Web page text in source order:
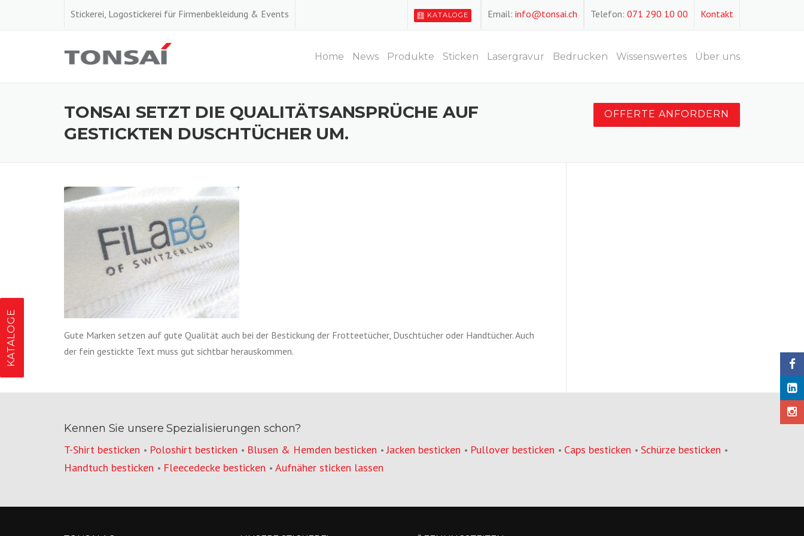
Stickerei, Logostickerei für Firmenbekleidung & Events Kontakt
Telefon: 071 290 10 00
Email: info@tonsai.ch
KATALOGE
Home News Produkte Sticken Lasergravur Bedrucken Wissenswertes Über uns
TONSAI SETZT DIE QUALITÄTSANSPRÜCHE AUF
GESTICKTEN DUSCHTÜCHER UM.
OFFERTE ANFORDERN
Gute Marken setzen auf gute Qualität auch bei der Bestickung der Frotteetücher, Duschtücher oder Handtücher. Auch
der fein gestickte Text muss gut sichtbar herauskommen.
KATALOGE
Kennen Sie unsere Spezialisierungen schon?
T-Shirt besticken • Poloshirt besticken • Blusen & Hemden besticken •Jacken besticken • Pullover besticken • Caps besticken • Schürze besticken •
Handtuch besticken • Fleecedecke besticken • Aufnäher sticken lassen